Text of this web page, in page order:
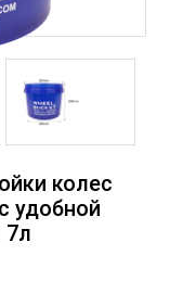
колес
удобной
7л